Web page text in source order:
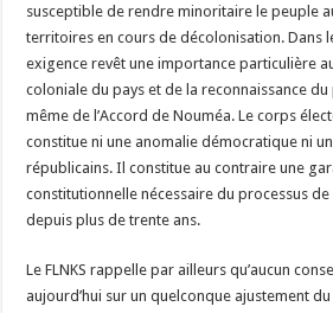
susceptible de rendre minoritaire le peuple
territoires en cours de décolonisation. Dans
exigence revêt une importance particulière
coloniale du pays et de la reconnaissance
même de l’Accord de Nouméa. Le corps
constitue ni une anomalie démocratique ni
républicains. Il constitue au contraire une
constitutionnelle nécessaire du processus
depuis plus de trente ans.
Le FLNKS rappelle par ailleurs qu’aucun
aujourd’hui sur un quelconque ajustement